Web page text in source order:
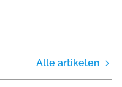
Alle artikelen